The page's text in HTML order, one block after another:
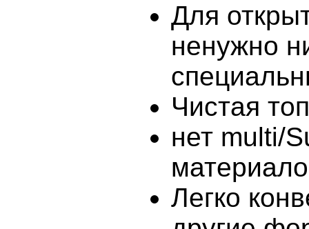
Для
ненужно
Чистая
нет multi/
Легко